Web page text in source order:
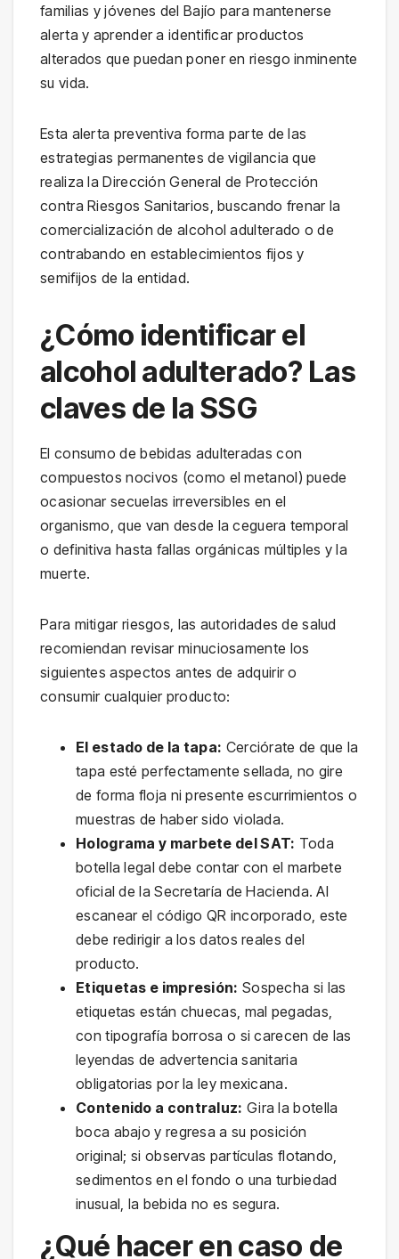
familias y jóvenes del Bajío para mantenerse
alerta y aprender a identificar productos
alterados que puedan poner en riesgo inminente
su vida.
Esta alerta preventiva forma parte de las
estrategias permanentes de vigilancia que
realiza la Dirección General de Protección
contra Riesgos Sanitarios, buscando frenar la
comercialización de alcohol adulterado o de
contrabando en establecimientos fijos y
semifijos de la entidad.
¿Cómo identificar el
alcohol adulterado? Las
claves de la SSG
El consumo de bebidas adulteradas con
compuestos nocivos (como el metanol) puede
ocasionar secuelas irreversibles en el
organismo, que van desde la ceguera temporal
o definitiva hasta fallas orgánicas múltiples y la
muerte.
Para mitigar riesgos, las autoridades de salud
recomiendan revisar minuciosamente los
siguientes aspectos antes de adquirir o
consumir cualquier producto:
El estado de la tapa: Cerciórate de que la
tapa esté perfectamente sellada, no gire
de forma floja ni presente escurrimientos o
muestras de haber sido violada.
Holograma y marbete del SAT: Toda
botella legal debe contar con el marbete
oficial de la Secretaría de Hacienda. Al
escanear el código QR incorporado, este
debe redirigir a los datos reales del
producto.
Etiquetas e impresión: Sospecha si las
etiquetas están chuecas, mal pegadas,
con tipografía borrosa o si carecen de las
leyendas de advertencia sanitaria
obligatorias por la ley mexicana.
Contenido a contraluz: Gira la botella
boca abajo y regresa a su posición
original; si observas partículas flotando,
sedimentos en el fondo o una turbiedad
inusual, la bebida no es segura.
¿Qué hacer en caso de